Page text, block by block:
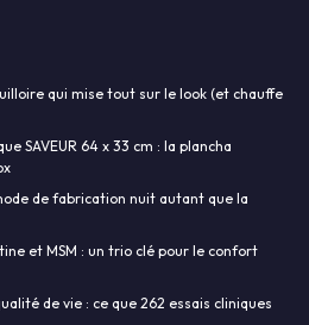
qui mise tout sur le look (et chauffe
SAVEUR 64 x 33 cm : la plancha
de fabrication nuit autant que la
et MSM : un trio clé pour le confort
de vie : ce que 262 essais cliniques